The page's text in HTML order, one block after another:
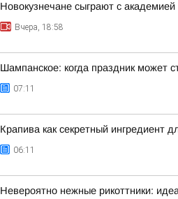
Новокузнечане сыграют с
Вчера, 18:58
Шампанское: когда праздник может
07:11
Крапива как секретный ингредиент
06:11
Невероятно нежные рикоттники: